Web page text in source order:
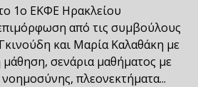
1ο ΕΚΦΕ Ηρακλείου
από τις συμβούλους
και Μαρία Καλαθάκη με
μάθηση, σενάρια μαθήματος με
πλεονεκτήματα...